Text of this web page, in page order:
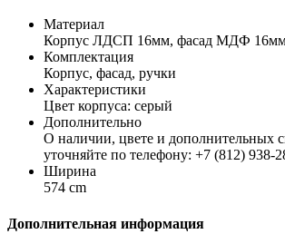
Материал
Корпус ЛДСП 16мм, фасад МДФ
Комплектация
Корпус, фасад, ручки
Характеристики
Цвет корпуса: серый
Дополнительно
О наличии, цвете и дополнительных
уточняйте по телефону: +7 (812) 938-
Ширина
574 cm
Дополнительная информация